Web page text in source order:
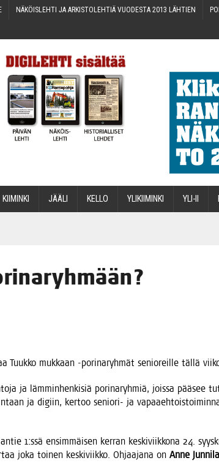
NÄKÖIS­LEH­TI JA ARKIS­TO­LEH­TIÄ VUO­DES­TA 2013 LÄHTIEN
KII­MIN­KI JÄÄ­LI KEL­LO YLI­KII­MIN­KI YLI-II
Tuuk­ko muk­kaan ‑pori­na­ryh­mät senio­reil­le täl­lä
ja läm­min­hen­ki­siä pori­na­ryh­miä, jois­sa pää­see
ja digiin, ker­too senio­ri- ja
1:ssä ensim­mäi­sen ker­ran kes­ki­viik­ko­na 24.
joka toi­nen kes­ki­viik­ko. Ohjaa­ja­na on Anne Jun­ni­la